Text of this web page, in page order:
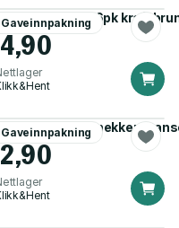
gull
Gaveinnpakninghjerte 6pk kraft
grønn
Gaveinnpakningnøtteknekker